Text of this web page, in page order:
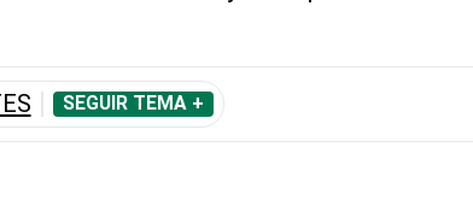
SEGUIR TEMA +